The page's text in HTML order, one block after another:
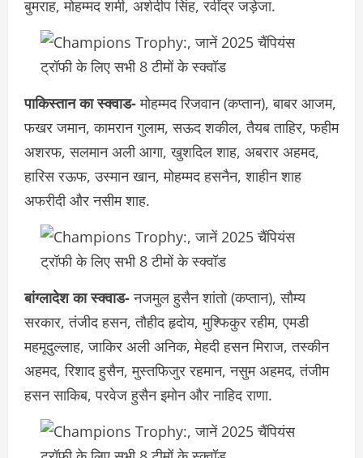
बुमराह, मोहम्मद शमी, अर्शदीप सिंह, रवींद्र जड़ेजा.
पाकिस्तान का स्क्वाड-मोहम्मद रिजवान (कप्तान), बाबर आजम,
फखर जमान, कामरान गुलाम, सऊद शकील, तैयब ताहिर, फहीम
अशरफ, सलमान अली आगा, खुशदिल शाह, अबरार अहमद,
हारिस रऊफ, उस्मान खान, मोहम्मद हसनैन, शाहीन शाह
अफरीदी और नसीम शाह.
बांग्लादेश का स्क्वाड-नजमुल हुसैन शांतो (कप्तान), सौम्य
सरकार, तंजीद हसन, तौहीद हृदोय, मुश्फिकुर रहीम, एमडी
महमूदुल्लाह, जाकिर अली अनिक, मेहदी हसन मिराज, तस्कीन
अहमद, रिशाद हुसैन, मुस्तफिजुर रहमान, नसुम अहमद, तंजीम
हसन साकिब, परवेज हुसैन इमोन और नाहिद राणा.